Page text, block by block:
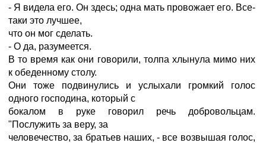
- Я видела его. Он здесь; одна мать провожает его. Все-
таки это лучшее,
что он мог сделать.
- О да, разумеется.
В то время как они говорили, толпа хлынула мимо них
к обеденному столу.
Они тоже подвинулись и услыхали громкий голос
одного господина, который с
бокалом в руке говорил речь добровольцам.
"Послужить за веру, за
человечество, за братьев наших, - все возвышая голос,